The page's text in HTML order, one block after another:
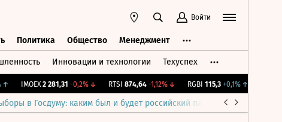
Войти
Политика Общество Менеджмент
Инновации и технологии Техуспех
IMOEX 2 281,31 -0,2%↓ RTSI 874,64 -1,12%↓ RGBI 115,3 +0,1%↑
в Госдуму: каким был и будет российский парламент